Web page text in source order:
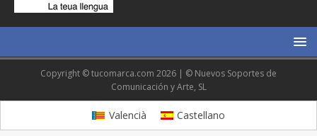
Copyright © tucomarca.com 2026 | © Nuevos Soportes de
Comunicación y Arte, SL
Valencià Castellano